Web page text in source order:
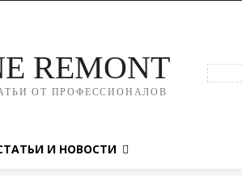
REMONT
ОТ ПРОФЕССИОНАЛОВ
И НОВОСТИ